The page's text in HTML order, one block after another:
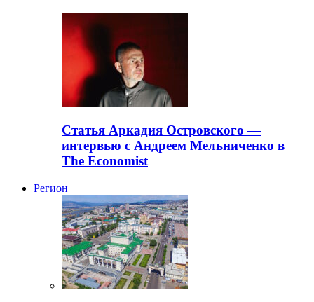
Статья Аркадия Островского —
интервью с Андреем Мельниченко в
The Economist
Регион